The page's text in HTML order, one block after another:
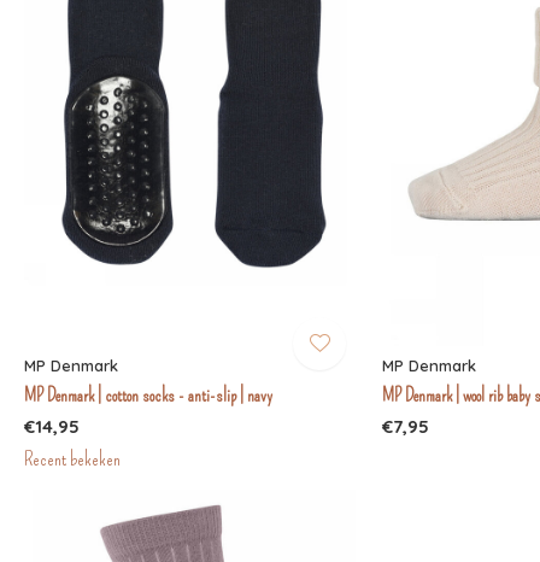
MP Denmark
MP Denmark | cotton socks - anti-slip | navy
€14,95
MP Denmark
MP Denmark | wool rib baby
€7,95
Recent bekeken